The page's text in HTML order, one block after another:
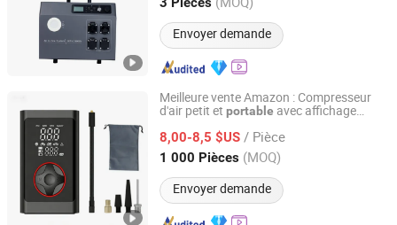
Envoyer demande
Meilleure vente Amazon : Compresseur
d'air petit et portable avec affichage
8,00-8,5 $US / Pièce
1 000 Pièces (MOQ)
Envoyer demande
Ningbo Lanhai Technology Co., Ltd
Zhejiang, China Depuis 2020